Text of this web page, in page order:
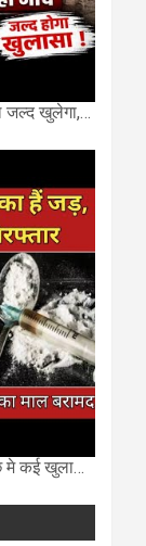
अतीक अहमद के रिश्तेदार और करीबीयो का बड़ा खेल जल्द खुलेगा,छुप कर करोड़ो कमाने वाले SIT के राडार पर
प्रयागराज मे नशे का बिज़नेस, तीन गिरफ्तार, पूछ ताछ मे कई खुलासा..